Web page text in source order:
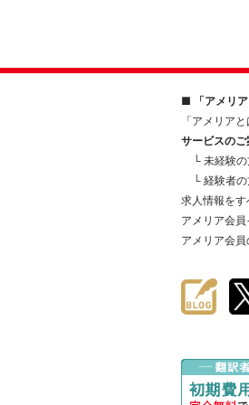
■ 「アメリ
「アメリアと
サービスのご
└ 未経験
└ 経験者
求人情報をす
アメリア会
アメリア会